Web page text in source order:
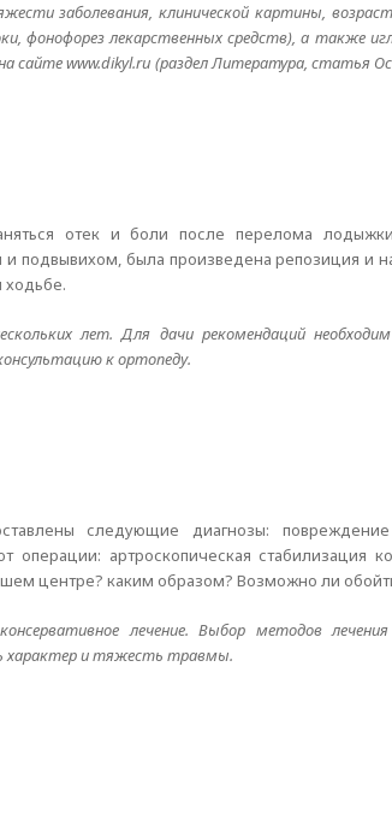
заболевания, клинической картины,
фонофорез лекарственных средств), а также
сайте www.dikyl.ru (раздел Литература, статья
отек и боли после перелома
была произведена репозиция и
ходьбе.
лет. Для дачи рекомендаций
к ортопеду.
следующие диагнозы:
операции: артроскопическая стабилизация
центре? каким образом? Возможно ли
лечение. Выбор методов
характер и тяжесть травмы.